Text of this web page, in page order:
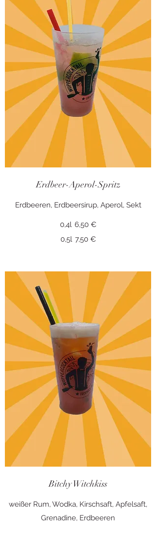
Erdbeer-Aperol-Spritz
Erdbeeren, Erdbeersirup, Aperol, Sekt
0,4l 6,50 €
0,5l 7,50 €
Bitchy Witchkiss
weißer Rum, Wodka, Kirschsaft, Apfelsaft,